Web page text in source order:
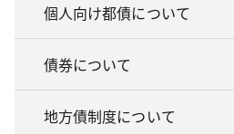
個人向け都債について
債券について
地方債制度について